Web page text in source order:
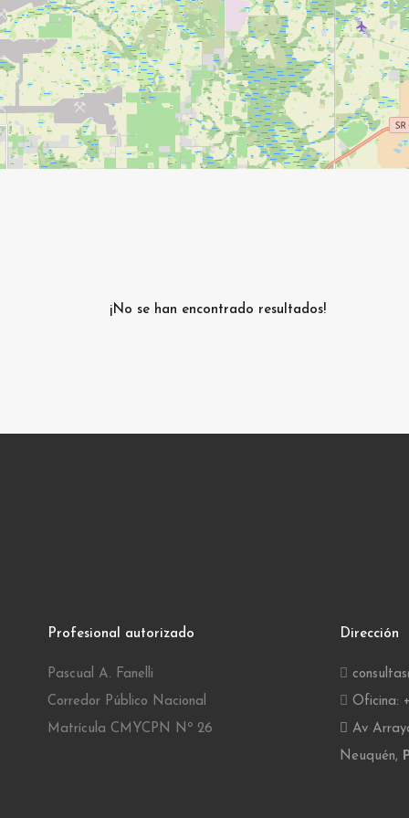
¡No se han encontrado resultados!
Profesional autorizado
Pascual A. Fanelli
Corredor Público Nacional
Matrícula CMYCPN Nº 26
Dirección
Oficina:
Av
Neuquén,